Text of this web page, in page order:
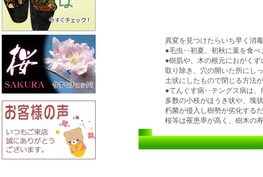
異変を見つけたらいち早く消
●毛虫‥初夏、初秋に葉を食べ
●樹肌や、木の根元におがく
取り除き、穴の開いた所にし
土状にしたもので閉じる方法
●てんぐす病‥テングス病は、
多数の小枝がほうき状や、塊
朽菌が侵入し樹勢が劣化する
桜等は罹患率が高く、樹木の